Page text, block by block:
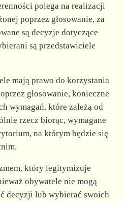
polega na realizacji
poprzez głosowanie, za
są decyzje dotyczące
są przedstawiciele
mają prawo do korzystania
głosowanie, konieczne
wymagań, które zależą od
rzecz biorąc, wymagane
na którym będzie się
który legitymizuje
obywatele nie mogą
decyzji lub wybierać swoich